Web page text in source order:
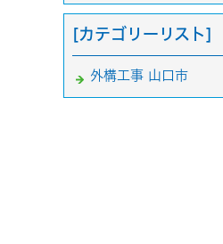
[カテゴリーリスト]
外構工事 山口市